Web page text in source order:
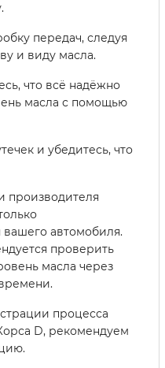
передач, следуя
и виду масла.
что всё надёжно
масла с помощью
и убедитесь, что
производителя
автомобиля.
проверить
масла через
процесса
D, рекомендуем